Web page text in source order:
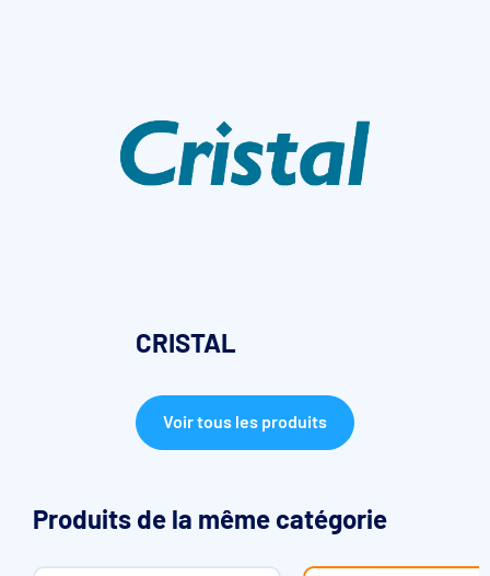
CRISTAL
Voir tous les produits
Produits de la même catégorie